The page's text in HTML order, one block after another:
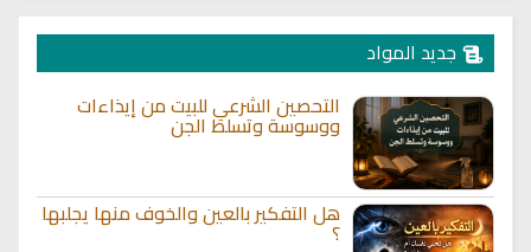
جديد المواد
التحصين الشرعي للبيت من إيذاءات
ووسوسة وتسلط الجن
هل التفكير بالعين والخوف منها يجلبها
؟